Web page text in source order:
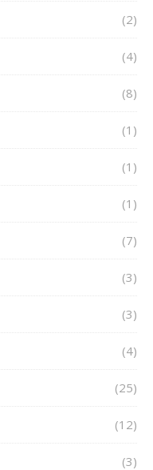
(2)
(4)
(8)
(1)
(1)
(1)
(7)
(3)
(3)
(4)
(25)
(12)
(3)